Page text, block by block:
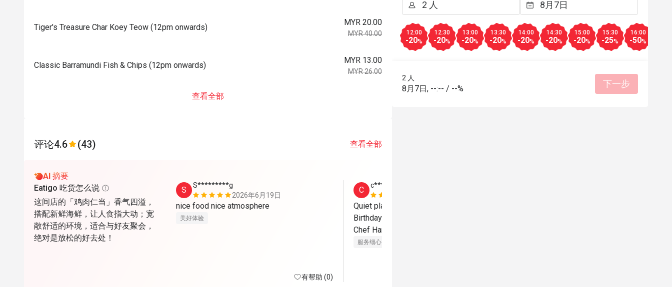
Tiger's Treasure Char Koey Teow (12pm onwards)
MYR 20.00
MYR 40.00
Classic Barramundi Fish & Chips (12pm onwards)
MYR 13.00
MYR 26.00
查看全部
评论4.6 (43) 查看全部
AI 摘要
Eatigo 吃货怎么说
这间店的「鸡肉仁当」香气四溢，
搭配新鲜海鲜，让人食指大动；宽
敞舒适的环境，适合与好友聚会，
绝对是放松的好去处！
S
S*********g
2026年6月19日
nice food nice atmosphere
美好体验
有帮助 (0)
C
c************8
Quiet place. Fresh ingredients. Friendly team.
Birthday special thanks to Qila, Izzat, Uddin,
服务细心
12:00
-20%
12:30
-20%
13:00
-20%
13:30
-20%
14:00
-20%
14:30
-20%
15:00
-20%
15:30
-25%
16:00
-50%
2 人
8月7日, --:-- / --% 下一步